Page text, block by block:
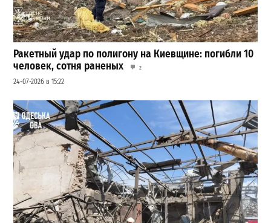
Ракетный удар по полигону на Киевщине: погибли 10
человек, сотня раненых
2
24-07-2026 в 15:22